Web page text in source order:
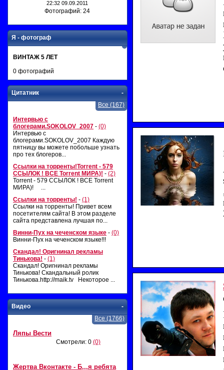
22:32 09.09.2011
Фотографий: 24
Я - фотограф
ВИНТАЖ 5 ЛЕТ
0 фотографий
-
Цитатник
Все (167)
Интервью с
блогерами.SOKOLOV_2007 - (0)
Интервью с
блогерами.SOKOLOV_2007 Каждую
пятницу вы можете побольше узнать
про тех блогеров...
Ссылки на торренты!Torrent - 579
ССЫЛОК ! ВСЕ Torrent МИРА)! - (2)
Torrent - 579 ССЫЛОК ! ВСЕ Torrent
МИРА)! ...
Ссылки на торренты! - (1)
Ссылки на торренты! Привет всем
посетителям сайта! В этом разделе
сайта представлена лучшая по...
Винни-Пух на чеченском языке - (0)
Винни-Пух на чеченском языке!!!
Скандал! Оригнинал рекламы
Тинькова! - (1)
Скандал! Оригнинал рекламы
Тинькова! Скандальный ролик
Тинькова.http://maik.tv Некоторое ...
-
Видео
Все (1766)
Ляпы Вести
Смотрели: 0 (0)
Жертва Вконтакте - Б,,,я ребята